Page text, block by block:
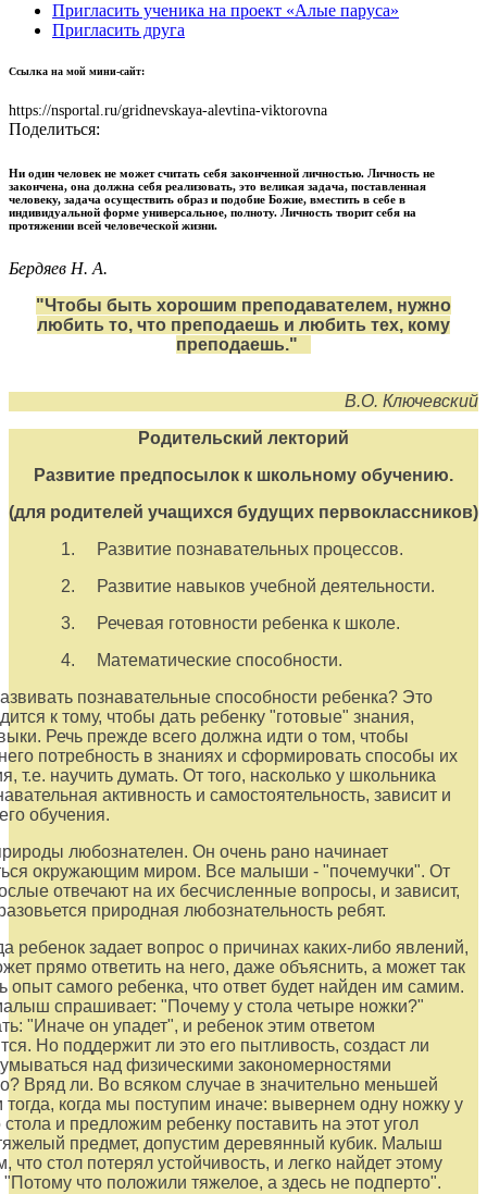
Пригласить ученика на проект «Алые паруса»
Пригласить друга
Ссылка на мой мини-сайт:
https://nsportal.ru/gridnevskaya-alevtina-viktorovna
Поделиться:
Ни один человек не может считать себя законченной личностью. Личность не
закончена, она должна себя реализовать, это великая задача, поставленная
человеку, задача осуществить образ и подобие Божие, вместить в себе в
индивидуальной форме универсальное, полноту. Личность творит себя на
протяжении всей человеческой жизни.
Бердяев Н. А.
"Чтобы быть хорошим преподавателем, нужно
любить то, что преподаешь и любить тех, кому
преподаешь."
В.О. Ключевский
Родительский лекторий
Развитие предпосылок к школьному обучению.
(для родителей учащихся будущих первоклассников)
1. Развитие познавательных процессов.
2. Развитие навыков учебной деятельности.
3. Речевая готовности ребенка к школе.
4. Математические способности.
познавательные способности ребенка? Это
к тому, чтобы дать ребенку "готовые" знания,
Речь прежде всего должна идти о том, чтобы
потребность в знаниях и сформировать способы их
т.е. научить думать. От того, насколько у школьника
активность и самостоятельность, зависит и
обучения.
любознателен. Он очень рано начинает
окружающим миром. Все малыши - "почемучки". От
отвечают на их бесчисленные вопросы, и зависит,
природная любознательность ребят.
ребенок задает вопрос о причинах каких-либо явлений,
прямо ответить на него, даже объяснить, а может так
опыт самого ребенка, что ответ будет найден им самим.
спрашивает: "Почему у стола четыре ножки?"
"Иначе он упадет", и ребенок этим ответом
Но поддержит ли это его пытливость, создаст ли
над физическими закономерностями
Вряд ли. Во всяком случае в значительно меньшей
тогда, когда мы поступим иначе: вывернем одну ножку у
стола и предложим ребенку поставить на этот угол
предмет, допустим деревянный кубик. Малыш
что стол потерял устойчивость, и легко найдет этому
что положили тяжелое, а здесь не подперто".